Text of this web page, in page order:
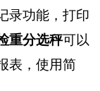
录功能，打印
重分选秤可以
表，使用简